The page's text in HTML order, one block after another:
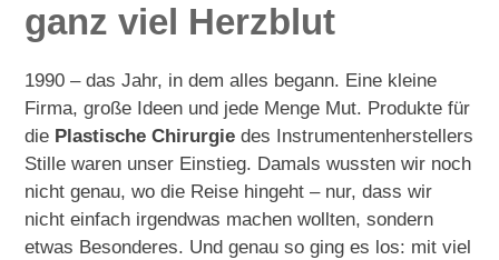
ganz viel Herzblut
1990 – das Jahr, in dem alles begann. Eine kleine
Firma, große Ideen und jede Menge Mut. Produkte für
die Plastische Chirurgie des Instrumentenherstellers
Stille waren unser Einstieg. Damals wussten wir noch
nicht genau, wo die Reise hingeht – nur, dass wir
nicht einfach irgendwas machen wollten, sondern
etwas Besonderes. Und genau so ging es los: mit viel